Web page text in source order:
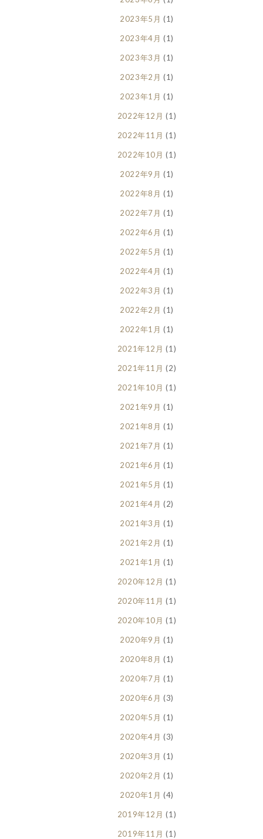
2023年5月 (1)
2023年4月 (1)
2023年3月 (1)
2023年2月 (1)
2023年1月 (1)
2022年12月 (1)
2022年11月 (1)
2022年10月 (1)
2022年9月 (1)
2022年8月 (1)
2022年7月 (1)
2022年6月 (1)
2022年5月 (1)
2022年4月 (1)
2022年3月 (1)
2022年2月 (1)
2022年1月 (1)
2021年12月 (1)
2021年11月 (2)
2021年10月 (1)
2021年9月 (1)
2021年8月 (1)
2021年7月 (1)
2021年6月 (1)
2021年5月 (1)
2021年4月 (2)
2021年3月 (1)
2021年2月 (1)
2021年1月 (1)
2020年12月 (1)
2020年11月 (1)
2020年10月 (1)
2020年9月 (1)
2020年8月 (1)
2020年7月 (1)
2020年6月 (3)
2020年5月 (1)
2020年4月 (3)
2020年3月 (1)
2020年2月 (1)
2020年1月 (4)
2019年12月 (1)
2019年11月 (1)